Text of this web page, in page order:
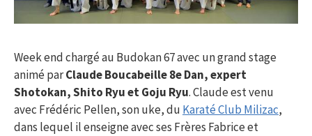
Week end chargé au Budokan 67 avec un grand stage
animé parClaude Boucabeille 8e Dan, expert
Shotokan, Shito Ryu et Goju Ryu. Claude est venu
avec Frédéric Pellen, son uke, du Karaté Club Milizac,
dans lequel il enseigne avec ses Frères Fabrice et